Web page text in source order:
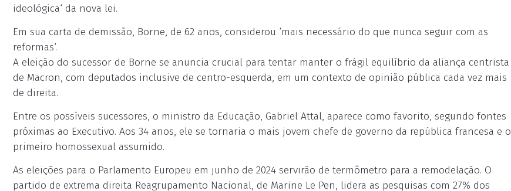
ideológica‘ da nova lei.
Em sua carta de demissão, Borne, de 62 anos, considerou ‘mais necessário do que nunca seguir com as
reformas‘.
A eleição do sucessor de Borne se anuncia crucial para tentar manter o frágil equilíbrio da aliança centrista
de Macron, com deputados inclusive de centro-esquerda, em um contexto de opinião pública cada vez mais
de direita.
Entre os possíveis sucessores, o ministro da Educação, Gabriel Attal, aparece como favorito, segundo fontes
próximas ao Executivo. Aos 34 anos, ele se tornaria o mais jovem chefe de governo da república francesa e o
primeiro homossexual assumido.
As eleições para o Parlamento Europeu em junho de 2024 servirão de termômetro para a remodelação. O
partido de extrema direita Reagrupamento Nacional, de Marine Le Pen, lidera as pesquisas com 27% dos